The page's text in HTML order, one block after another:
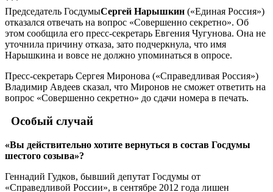
Председатель ГосдумыСергей Нарышкин («Единая Россия»)
отказался отвечать на вопрос «Совершенно секретно». Об
этом сообщила его пресс-секретарь Евгения Чугунова. Она не
уточнила причину отказа, зато подчеркнула, что имя
Нарышкина и вовсе не должно упоминаться в опросе.
Пресс-секретарь Сергея Миронова («Справедливая Россия»)
Владимир Авдеев сказал, что Миронов не сможет ответить на
вопрос «Совершенно секретно» до сдачи номера в печать.
Особый случай
«Вы действительно хотите вернуться в состав Госдумы
шестого созыва»?
Геннадий Гудков, бывший депутат Госдумы от
«Справедливой России», в сентябре 2012 года лишен